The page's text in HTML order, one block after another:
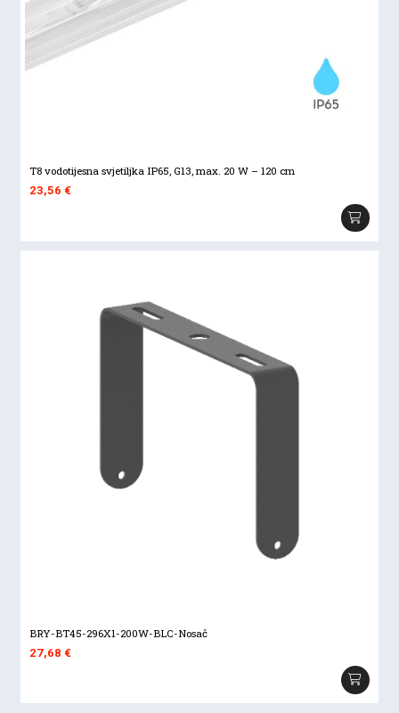
T8 vodotijesna svjetiljka IP65, G13, max. 20 W – 120 cm
23,56€
BRY-BT45-296X1-200W-BLC-Nosač
27,68€